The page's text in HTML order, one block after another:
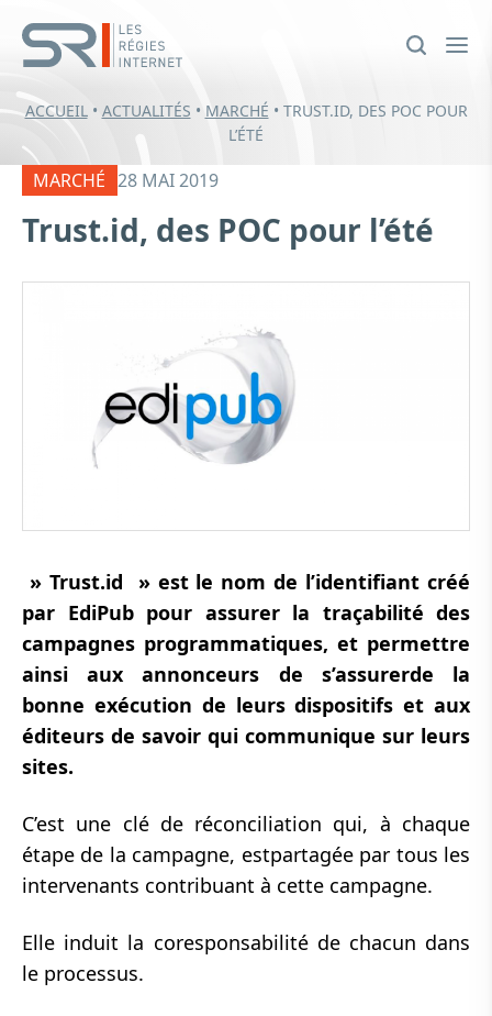
ACCUEIL• ACTUALITÉS • MARCHÉ • TRUST.ID, DES POC POUR
L’ÉTÉ
MARCHÉ 28 MAI 2019
Trust.id, des POC pour l’été
» Trust.id » est le nom de l’identifiant créé
par EdiPub pour assurer la traçabilité des
campagnes programmatiques, et permettre
ainsi aux annonceurs de s’assurerde la
bonne exécution de leurs dispositifs et aux
éditeurs de savoir qui communique sur leurs
sites.
C’est une clé de réconciliation qui, à chaque
étape de la campagne, estpartagée par tous les
intervenants contribuant à cette campagne.
Elle induit la coresponsabilité de chacun dans
le processus.